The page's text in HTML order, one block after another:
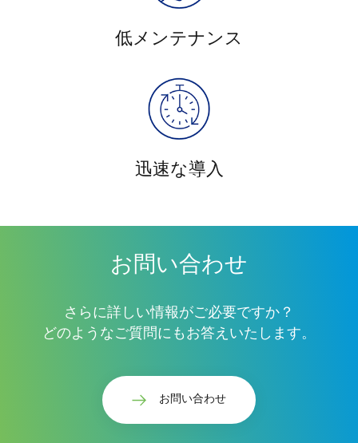
低メンテナンス
迅速な導入
お問い合わせ
さらに詳しい情報がご必要ですか？
どのようなご質問にもお答えいたします。
お問い合わせ